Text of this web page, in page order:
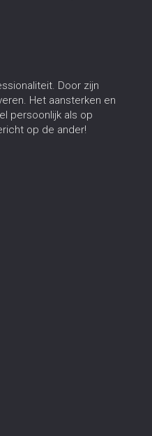
Door zijn
Het aansterken en
persoonlijk als op
op de ander!